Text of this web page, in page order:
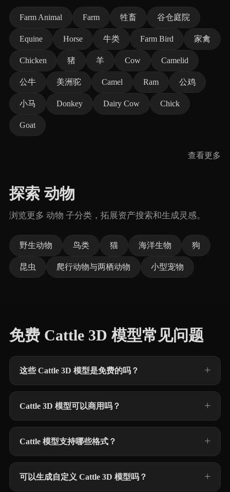
Farm Animal Farm 牲畜 谷仓庭院
Equine Horse 牛类 Farm Bird 家禽
Chicken 猪 羊 Cow Camelid
公牛 美洲驼 Camel Ram 公鸡
小马 Donkey Dairy Cow Chick
Goat
查看更多
探索 动物
浏览更多 动物 子分类，拓展资产搜索和生成灵感。
野生动物 鸟类 猫 海洋生物 狗
昆虫 爬行动物与两栖动物 小型宠物
免费 Cattle 3D 模型常见问题
这些 Cattle 3D 模型是免费的吗？
Cattle 3D 模型可以商用吗？
Cattle 模型支持哪些格式？
可以生成自定义 Cattle 3D 模型吗？